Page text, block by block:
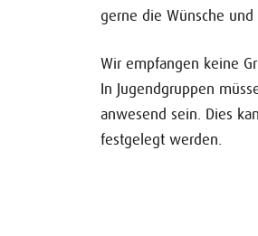
gerne die Wünsche und
Wir empfangen keine
In Jugendgruppen
anwesend sein. Dies
festgelegt werden.